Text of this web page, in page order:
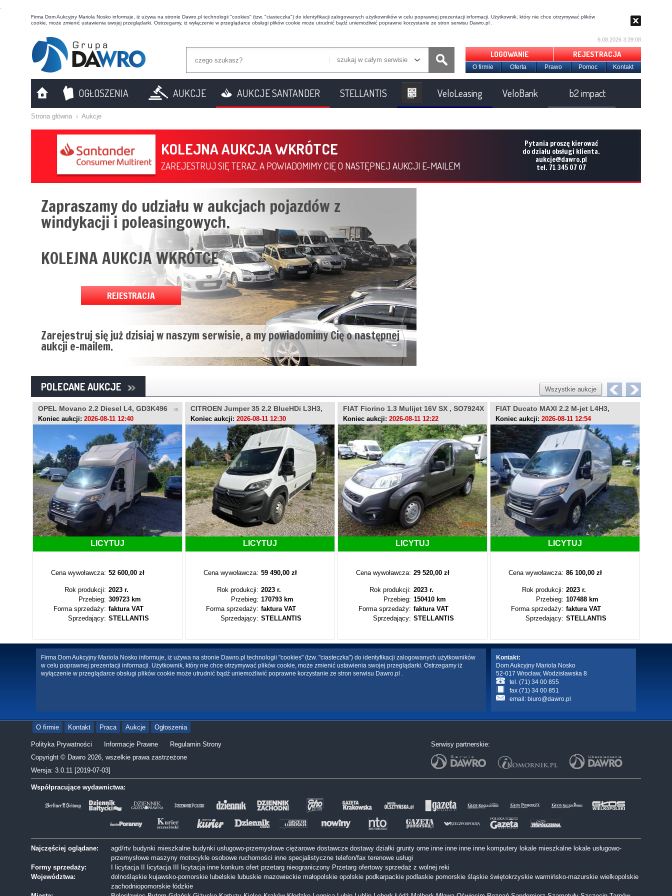
t
Firma Dom Aukcyjny Mariola Nosko informuje, iż używa na stronie Dawro.pl technologii "cookies" (tzw. "ciasteczka") do identyfikacji zalogowanych użytkowników w celu poprawnej prezentacji informacji. Użytkownik, który nie chce otrzymywać plików
cookie, może zmienić ustawienia swojej przeglądarki. Ostrzegamy, iż wyłączenie w przeglądarce obsługi plików cookie może utrudnić bądź uniemożliwić poprawne korzystanie ze stron serwisu Dawro.pl .
szukaj w całym serwisie
6.08.2026 3:39:09
LOGOWANIE REJESTRACJA
O firmie Oferta Prawo Pomoc Kontakt
OGŁOSZENIA AUKCJE AUKCJE SANTANDER STELLANTIS VeloLeasing VeloBank b2 impact
Strona główna › Aukcje
KOLEJNA AUKCJA WKRÓTCE
ZAREJESTRUJ SIĘ TERAZ, A POWIADOMIMY CIĘ O NASTĘPNEJ AUKCJI E-MAILEM
Pytania proszę kierować
do działu obsługi klienta.
aukcje@dawro.pl
tel. 71 345 07 07
Zapraszamy do udziału w aukcjach pojazdów z
windykacji i poleasingowych.
KOLEJNA AUKCJA WKRÓTCE
REJESTRACJA
Zarejestruj się już dzisiaj w naszym serwisie, a my powiadomimy Cię o następnej
aukcji e-mailem.
POLECANE AUKCJE Wszystkie aukcje
OPEL Movano 2.2 Diesel L4, GD3K496
Koniec aukcji: 2026-08-11 12:40
LICYTUJ
Cena wywoławcza: 52 600,00 zł
Rok produkcji: 2023 r.
Przebieg: 309723 km
Forma sprzedaży: faktura VAT
Sprzedający: STELLANTIS
CITROEN Jumper 35 2.2 BlueHDi L3H3,
LU446RR
Koniec aukcji: 2026-08-11 12:30
LICYTUJ
Cena wywoławcza: 59 490,00 zł
Rok produkcji: 2023 r.
Przebieg: 170793 km
Forma sprzedaży: faktura VAT
Sprzedający: STELLANTIS
FIAT Fiorino 1.3 Mulijet 16V SX , SO7924X
Koniec aukcji: 2026-08-11 12:22
LICYTUJ
Cena wywoławcza: 29 520,00 zł
Rok produkcji: 2023 r.
Przebieg: 150410 km
Forma sprzedaży: faktura VAT
Sprzedający: STELLANTIS
FIAT Ducato MAXI 2.2 M-jet L4H3,
WE9A350
Koniec aukcji: 2026-08-11 12:54
LICYTUJ
Cena wywoławcza: 86 100,00 zł
Rok produkcji: 2023 r.
Przebieg: 107488 km
Forma sprzedaży: faktura VAT
Sprzedający: STELLANTIS
Firma Dom Aukcyjny Mariola Nosko informuje, iż używa na stronie Dawro.pl technologii "cookies" (tzw. "ciasteczka") do identyfikacji zalogowanych użytkowników
w celu poprawnej prezentacji informacji. Użytkownik, który nie chce otrzymywać plików cookie, może zmienić ustawienia swojej przeglądarki. Ostrzegamy iż
wyłączenie w przeglądarce obsługi plików cookie może utrudnić bądź uniemożliwić poprawne korzystanie ze stron serwisu Dawro.pl .
Kontakt:
Dom Aukcyjny Mariola Nosko
52-017 Wrocław, Wodzisławska 8
tel. (71) 34 00 855
fax (71) 34 00 851
email: biuro@dawro.pl
O firmie Kontakt Praca Aukcje Ogłoszenia
Polityka Prywatności Informacje Prawne
Regulamin Strony
Copyright © Dawro 2026, wszelkie prawa zastrzeżone
Wersja: 3.0.11 [2019-07-03]
Serwisy partnerskie:
Współpracujące wydawnictwa:
Najczęściej oglądane: agd/rtv budynki mieszkalne budynki usługowo-przemysłowe ciężarowe dostawcze dostawy działki grunty orne inne inne inne inne komputery lokale mieszkalne lokale usługowo-
przemysłowe maszyny motocykle osobowe ruchomości inne specjalistyczne telefon/fax terenowe usługi
Formy sprzedaży:
I licytacja II licytacja III licytacja inne konkurs ofert przetarg nieograniczony Przetarg ofertowy sprzedaż z wolnej reki
Województwa:
dolnośląskie kujawsko-pomorskie lubelskie lubuskie mazowieckie małopolskie opolskie podkarpackie podlaskie pomorskie śląskie świętokrzyskie warmińsko-mazurskie wielkopolskie
zachodniopomorskie łódzkie